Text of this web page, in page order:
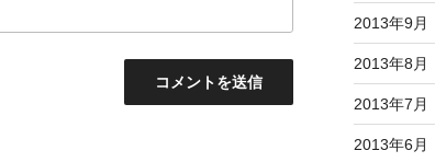
2013年9月
2013年8月
2013年7月
2013年6月